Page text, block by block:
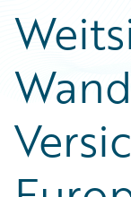
Podcasts
Blog
Help and Support
Insurance
Careers
Customer
Developers
General Interest
Partner
Technology
Trends